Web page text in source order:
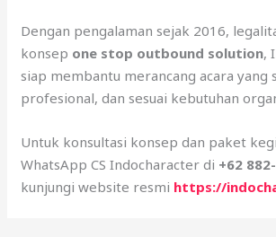
Dengan pengalaman sejak 2016,
konsep one stop outbound solution,
siap membantu merancang acara yang
profesional, dan sesuai kebutuhan
Untuk konsultasi konsep dan paket
WhatsApp CS Indocharacter di +62
kunjungi website resmi https://